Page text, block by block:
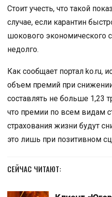
Стоит учесть, что такой
случае, если карантин
шокового экономического
недолго.
Как сообщает портал ko.ru,
объем премий при
составлять не больше 1,23
что премии по всем видам
страхования жизни будут
это лишь при позитивном
СЕЙЧАС ЧИТАЮТ: